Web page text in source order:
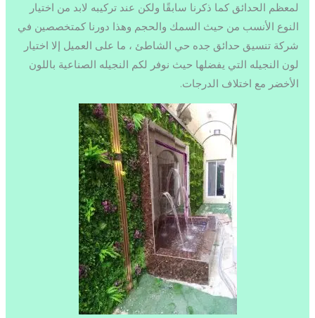
لمعظم الحدائق كما ذكرنا سابقًا ولكن عند تركيبه لابد من اختيار
النوع الأنسب من حيث السمك والحجم وهذا دورنا كمتخصصين في
شركة تنسيق حدائق جده حي الشاطئ ، ما على العميل إلا اختيار
لون النجيله التي يفضلها حيث نوفر لكم النجيله الصناعية باللون
الأخضر مع اختلاف الدرجات.